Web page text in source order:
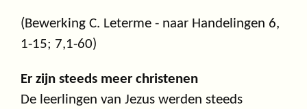
(Bewerking C. Leterme - naar Handelingen 6,
1-15; 7,1-60)
Er zijn steeds meer christenen
De leerlingen van Jezus werden steeds